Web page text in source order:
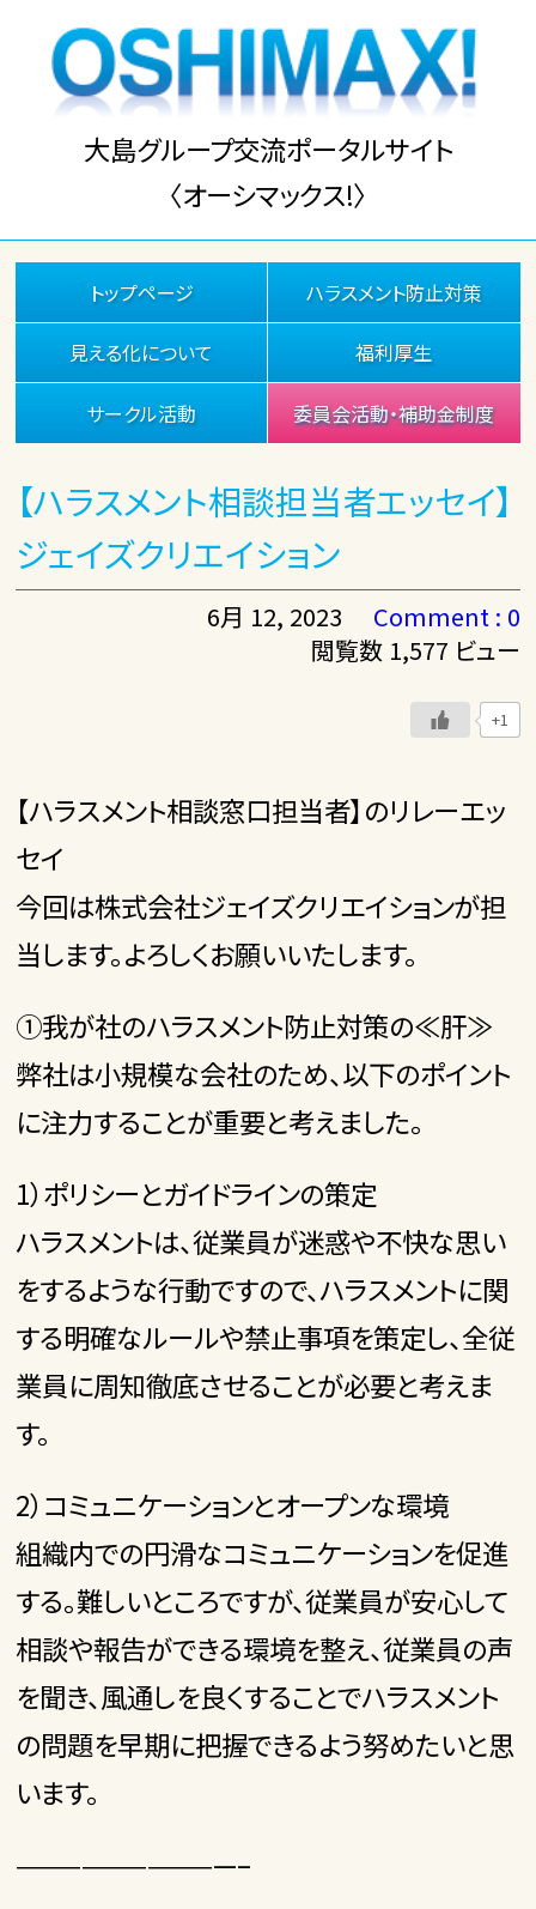
大島グループ交流ポータルサイト
〈オーシマックス!〉
トップページ ハラスメント防止対策
見える化について 福利厚生
サークル活動 委員会活動・補助金制度
【ハラスメント相談担当者エッセイ】
ジェイズクリエイション
6月 12, 2023
Comment : 0
閲覧数 1,577 ビュー
+1
【ハラスメント相談窓口担当者】のリレーエッ
セイ
今回は株式会社ジェイズクリエイションが担
当します。よろしくお願いいたします。
①我が社のハラスメント防止対策の≪肝≫
弊社は小規模な会社のため、以下のポイント
に注力することが重要と考えました。
1）ポリシーとガイドラインの策定
ハラスメントは、従業員が迷惑や不快な思い
をするような行動ですので、ハラスメントに関
する明確なルールや禁止事項を策定し、全従
業員に周知徹底させることが必要と考えま
す。
2）コミュニケーションとオープンな環境
組織内での円滑なコミュニケーションを促進
する。難しいところですが、従業員が安心して
相談や報告ができる環境を整え、従業員の声
を聞き、風通しを良くすることでハラスメント
の問題を早期に把握できるよう努めたいと思
います。
——————————–